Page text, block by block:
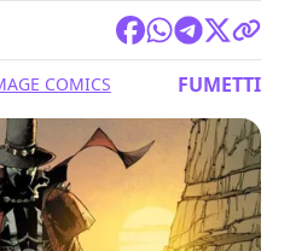
COMICS FUMETTI